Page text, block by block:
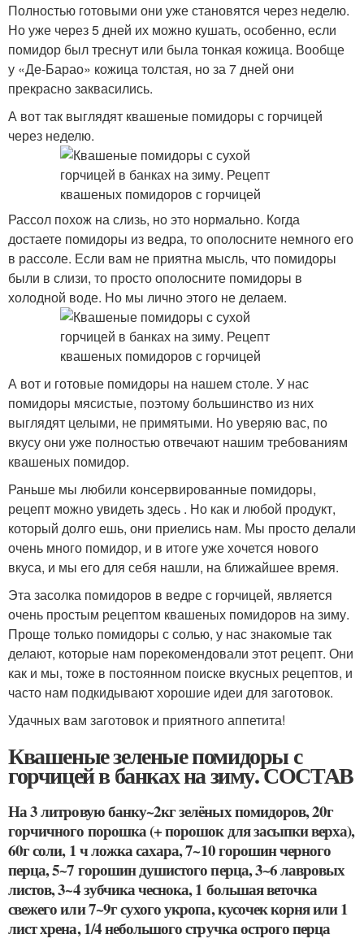
Полностью готовыми они уже становятся через неделю.
Но уже через 5 дней их можно кушать, особенно, если
помидор был треснут или была тонкая кожица. Вообще
у «Де-Барао» кожица толстая, но за 7 дней они
прекрасно заквасились.
А вот так выглядят квашеные помидоры с горчицей
через неделю.
Рассол похож на слизь, но это нормально. Когда
достаете помидоры из ведра, то ополосните немного его
в рассоле. Если вам не приятна мысль, что помидоры
были в слизи, то просто ополосните помидоры в
холодной воде. Но мы лично этого не делаем.
А вот и готовые помидоры на нашем столе. У нас
помидоры мясистые, поэтому большинство из них
выглядят целыми, не примятыми. Но уверяю вас, по
вкусу они уже полностью отвечают нашим требованиям
квашеных помидор.
Раньше мы любили консервированные помидоры,
рецепт можно увидеть здесь . Но как и любой продукт,
который долго ешь, они приелись нам. Мы просто делали
очень много помидор, и в итоге уже хочется нового
вкуса, и мы его для себя нашли, на ближайшее время.
Эта засолка помидоров в ведре с горчицей, является
очень простым рецептом квашеных помидоров на зиму.
Проще только помидоры с солью, у нас знакомые так
делают, которые нам порекомендовали этот рецепт. Они
как и мы, тоже в постоянном поиске вкусных рецептов, и
часто нам подкидывают хорошие идеи для заготовок.
Удачных вам заготовок и приятного аппетита!
Квашеные зеленые помидоры с
горчицей в банках на зиму. СОСТАВ
На 3 литровую банку~2кг зелёных помидоров, 20г
горчичного порошка (+ порошок для засыпки верха),
60г соли, 1 ч ложка сахара, 7~10 горошин черного
перца, 5~7 горошин душистого перца, 3~6 лавровых
листов, 3~4 зубчика чеснока, 1 большая веточка
свежего или 7~9г сухого укропа, кусочек корня или 1
лист хрена, 1/4 небольшого стручка острого перца